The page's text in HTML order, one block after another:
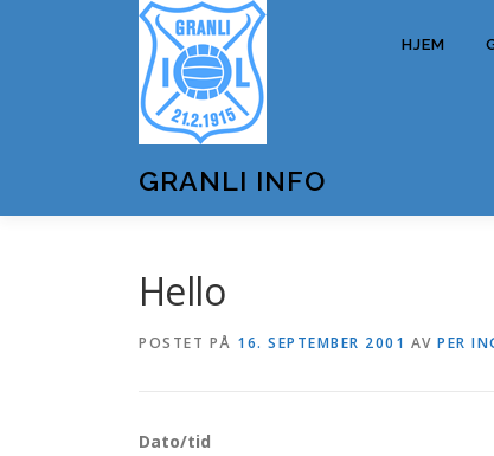
GRANLI INFO
HJEM
Hello
POSTET PÅ 16. SEPTEMBER 2001 AV PER
Dato/tid